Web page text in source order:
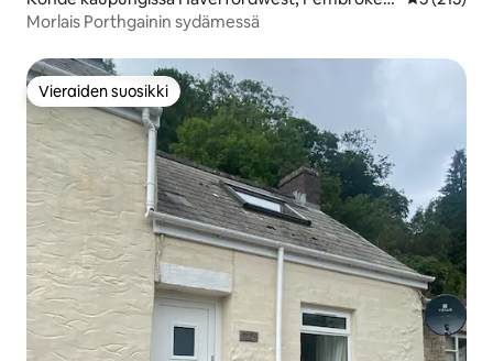
hire, Porthgain
Morlais Porthgainin sydämessä
Vieraiden suosikki
Vieraiden suosikki